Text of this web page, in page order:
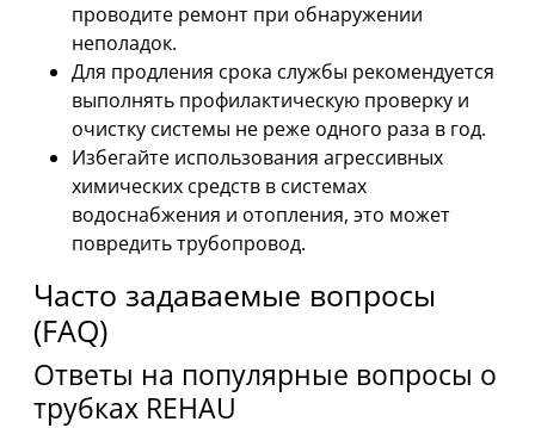
проводите ремонт при обнаружении
неполадок.
Для продления срока службы рекомендуется
выполнять профилактическую проверку и
очистку системы не реже одного раза в год.
Избегайте использования агрессивных
химических средств в системах
водоснабжения и отопления, это может
повредить трубопровод.
Часто задаваемые вопросы
(FAQ)
Ответы на популярные вопросы о
трубках REHAU